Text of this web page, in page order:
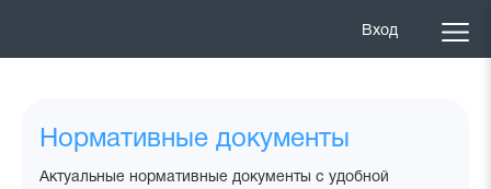
Вход
Нормативные документы
Актуальные нормативные документы с удобной